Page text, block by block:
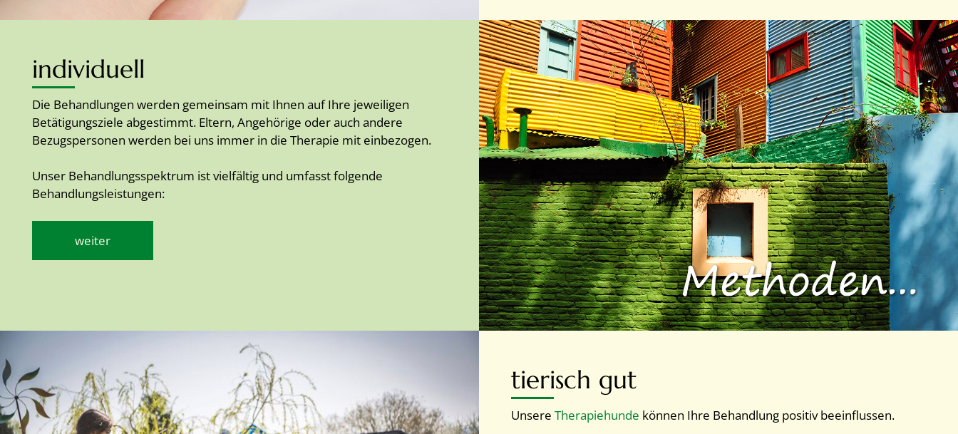
individuell
Die Behandlungen werden gemeinsam mit Ihnen auf Ihre jeweiligen
Betätigungsziele abgestimmt. Eltern, Angehörige oder auch andere
Bezugspersonen werden bei uns immer in die Therapie mit einbezogen.
Unser Behandlungsspektrum ist vielfältig und umfasst folgende
Behandlungsleistungen:
weiter
tierisch gut
Unsere Therapiehunde können Ihre Behandlung positiv beeinflussen.